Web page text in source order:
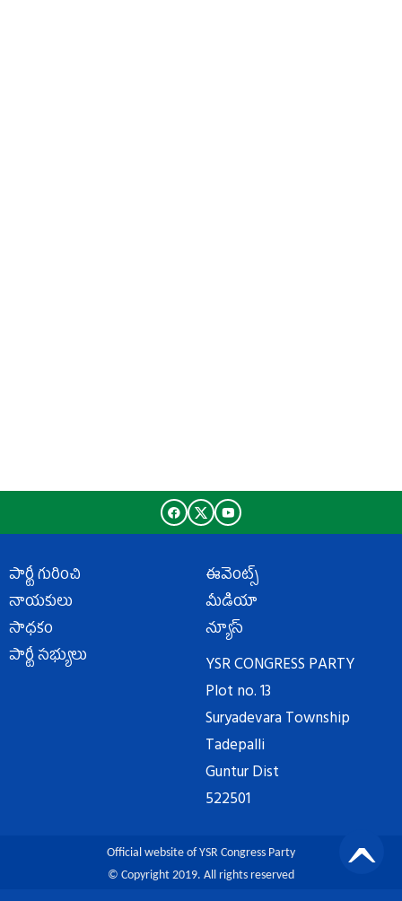
పార్టీ గురించి
నాయకులు
సాధకం
పార్టీ సభ్యులు
ఈవెంట్స్
మీడియా
న్యూస్
YSR CONGRESS PARTY
Plot no. 13
Suryadevara Township
Tadepalli
Guntur Dist
522501
Official website of YSR Congress Party
© Copyright 2019. All rights reserved